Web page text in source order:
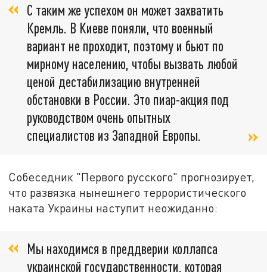
С таким же успехом он может захватить
Кремль. В Киеве поняли, что военный
вариант не проходит, поэтому и бьют по
мирному населению, чтобы вызвать любой
ценой дестабилизацию внутренней
обстановки в России. Это пиар-акция под
руководством очень опытных
специалистов из Западной Европы.
Собеседник "Первого русского" прогнозирует,
что развязка нынешнего террористического
наката Украины наступит неожиданно:
Мы находимся в преддверии коллапса
украинской государственности, которая